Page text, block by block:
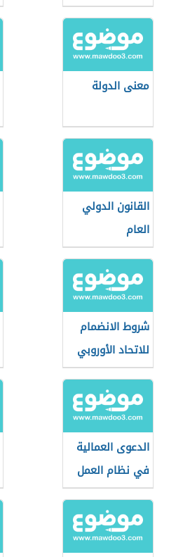
معنى الدولة
القانون الدولي
العام
شروط الانضمام
للاتحاد الأوروبي
الدعوى العمالية
في نظام العمل
السعودي